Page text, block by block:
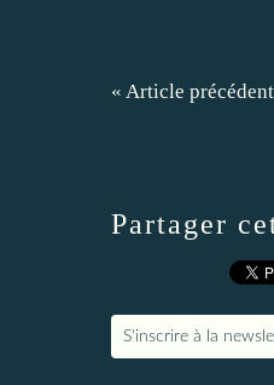
« Article précédent
Partager
S'inscrire à la